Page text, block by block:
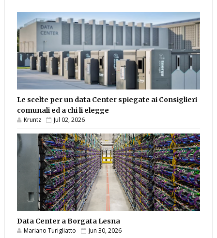
Le scelte per un data Center spiegate ai Consiglieri
comunali ed a chi li elegge
Kruntz Jul 02, 2026
Data Center a Borgata Lesna
Mariano Turigliatto Jun 30, 2026